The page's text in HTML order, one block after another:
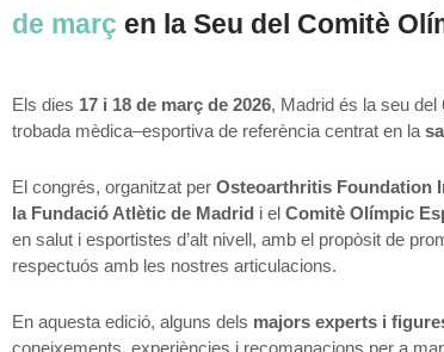
de març en la Seu del Comitè
Els dies 17 i 18 de març de 2026, Madrid és la seu del
trobada mèdica–esportiva de referència centrat en la
El congrés, organitzat per Osteoarthritis Foundation
la Fundació Atlètic de Madrid i el Comitè Olímpic
en salut i esportistes d’alt nivell, amb el propòsit de
respectuós amb les nostres articulacions.
En aquesta edició, alguns dels majors experts i
coneixements, experiències i recomanacions per a